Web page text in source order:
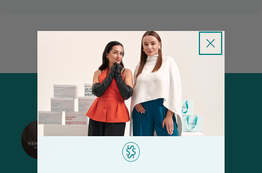
@sisters_stelmakh в Instagram